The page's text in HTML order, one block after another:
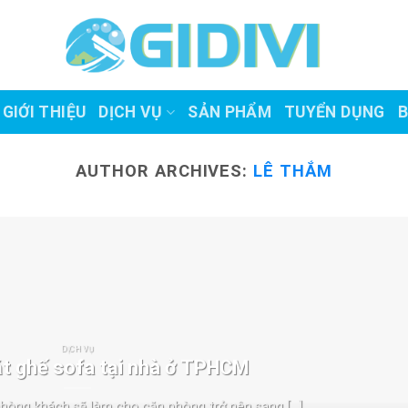
GIỚI THIỆU DỊCH VỤ SẢN PHẨM TUYỂN DỤNG
AUTHOR ARCHIVES: LÊ THẮM
DỊCH VỤ
ghế sofa tại nhà ở TPHCM